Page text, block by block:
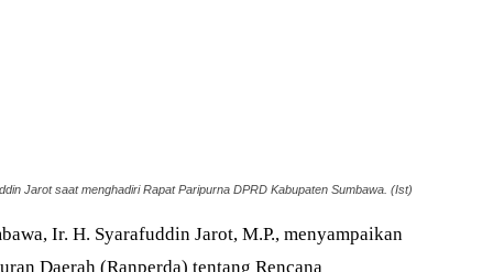
Jarot saat menghadiri Rapat Paripurna DPRD Kabupaten Sumbawa. (Ist)
Ir. H. Syarafuddin Jarot, M.P., menyampaikan
Daerah (Ranperda) tentang Rencana